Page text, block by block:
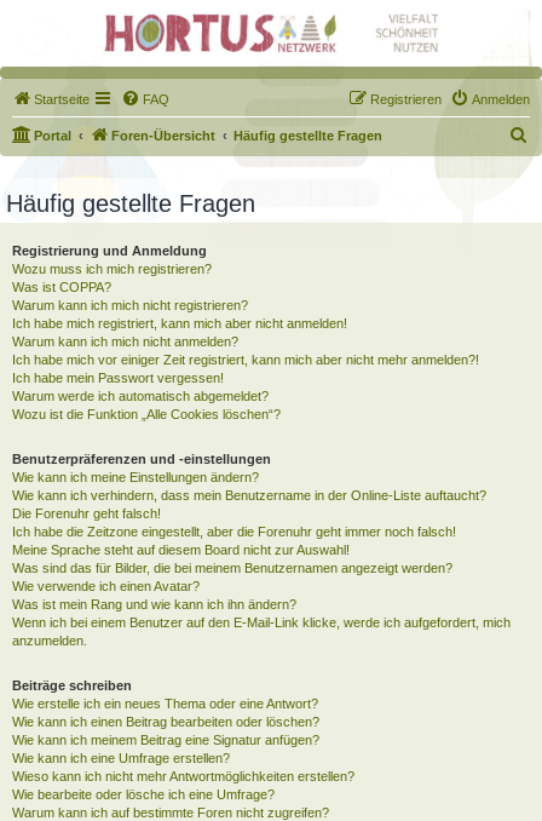
Startseite FAQ Anmelden
Registrieren
Portal Foren-Übersicht Häufig gestellte Fragen
u
h
Häufig gestellte Fragen
Registrierung und Anmeldung
Wozu muss ich mich registrieren?
Was ist COPPA?
Warum kann ich mich nicht registrieren?
Ich habe mich registriert, kann mich aber nicht anmelden!
Warum kann ich mich nicht anmelden?
Ich habe mich vor einiger Zeit registriert, kann mich aber nicht mehr anmelden?!
Ich habe mein Passwort vergessen!
Warum werde ich automatisch abgemeldet?
Wozu ist die Funktion „Alle Cookies löschen“?
Benutzerpräferenzen und -einstellungen
Wie kann ich meine Einstellungen ändern?
Wie kann ich verhindern, dass mein Benutzername in der Online-Liste auftaucht?
Die Forenuhr geht falsch!
Ich habe die Zeitzone eingestellt, aber die Forenuhr geht immer noch falsch!
Meine Sprache steht auf diesem Board nicht zur Auswahl!
Was sind das für Bilder, die bei meinem Benutzernamen angezeigt werden?
Wie verwende ich einen Avatar?
Was ist mein Rang und wie kann ich ihn ändern?
Wenn ich bei einem Benutzer auf den E-Mail-Link klicke, werde ich aufgefordert, mich
anzumelden.
Beiträge schreiben
Wie erstelle ich ein neues Thema oder eine Antwort?
Wie kann ich einen Beitrag bearbeiten oder löschen?
Wie kann ich meinem Beitrag eine Signatur anfügen?
Wie kann ich eine Umfrage erstellen?
Wieso kann ich nicht mehr Antwortmöglichkeiten erstellen?
Wie bearbeite oder lösche ich eine Umfrage?
Warum kann ich auf bestimmte Foren nicht zugreifen?